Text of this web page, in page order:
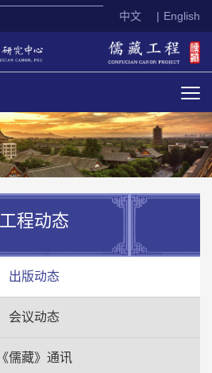
中文 | English
工程动态
出版动态
会议动态
《儒藏》通讯